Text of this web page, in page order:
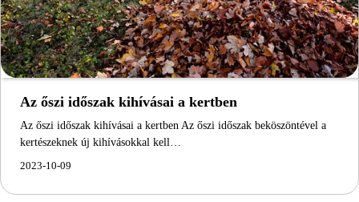
Az őszi időszak kihívásai a kertben
Az őszi időszak kihívásai a kertben Az őszi időszak beköszöntével a
kertészeknek új kihívásokkal kell…
2023-10-09